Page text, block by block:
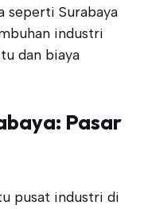
seperti Surabaya
industri
dan biaya
Pasar
pusat industri di